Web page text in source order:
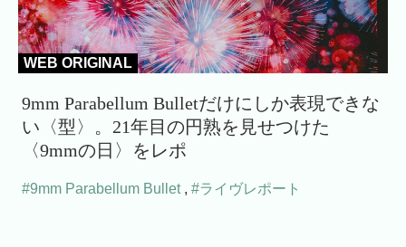
WEB ORIGINAL
9mm Parabellum Bulletだけにしか表現できな
い〈型〉。21年目の円熟を見せつけた
〈9mmの日〉をレポ
#9mm Parabellum Bullet , #ライヴレポート